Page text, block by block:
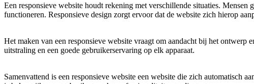
Een responsieve website houdt rekening met verschillende situaties.
functioneren. Responsieve design zorgt ervoor dat de website zich hierop
Het maken van een responsieve website vraagt om aandacht bij het
uitstraling en een goede gebruikerservaring op elk apparaat.
Samenvattend is een responsieve website een website die zich automatisch